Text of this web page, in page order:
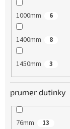
1000mm 6
1400mm 8
1450mm 3
prumer dutinky
76mm 13